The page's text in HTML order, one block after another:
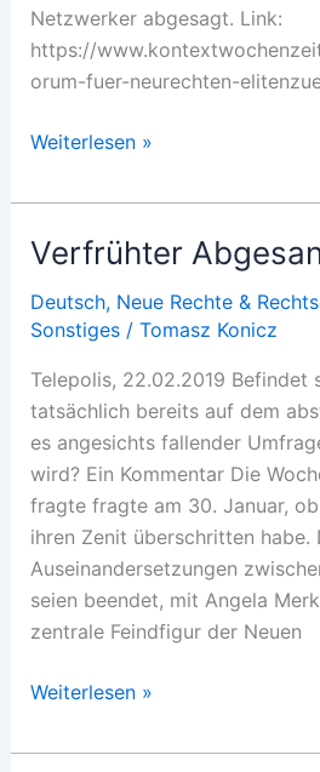
Netzwerker abgesagt. Link:
https://
orum-fuer-neurechten-
Forum
neurechten
Elitenzüchter
Weiterlesen »
Verfrühter
Deutsch, Neue Rechte &
Sonstiges/ Tomasz Konicz
Telepolis, 22.02.2019 Befindet
tatsächlich bereits auf dem
es angesichts fallender
wird? Ein Kommentar Die
fragte fragte am 30. Januar,
ihren Zenit überschritten habe.
Auseinandersetzungen
seien beendet, mit Angela
zentrale Feindfigur der Neuen
Verfrühter
Weiterlesen »